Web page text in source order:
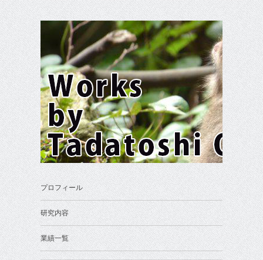
プロフィール
研究内容
業績一覧